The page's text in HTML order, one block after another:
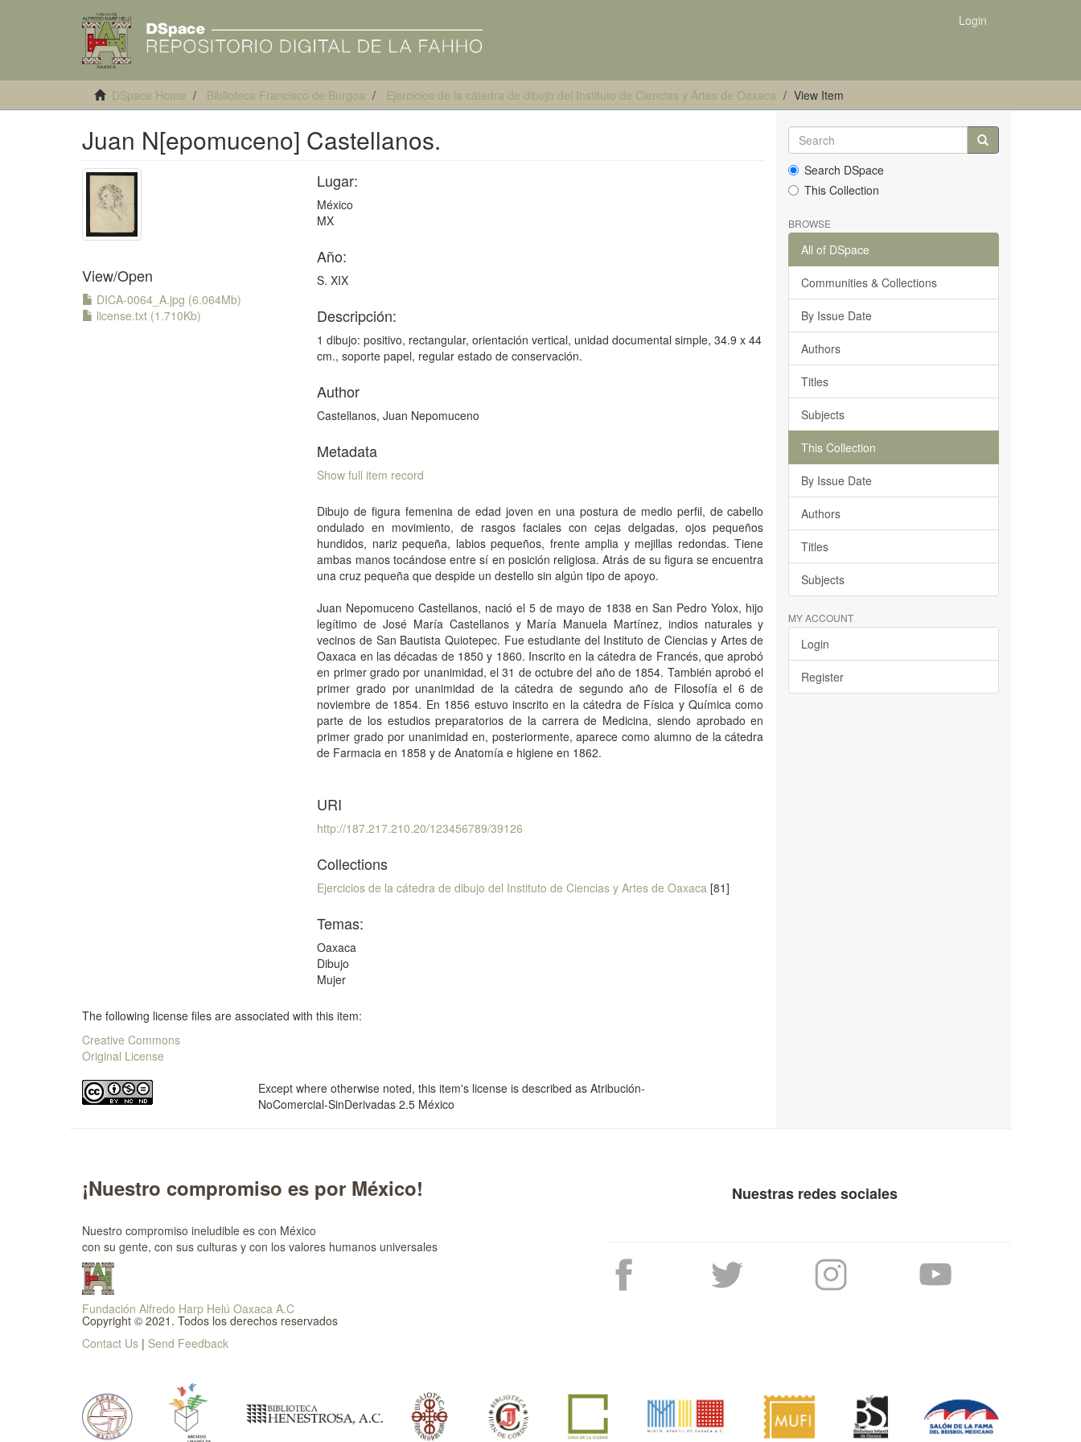
Login
DSpace Home Biblioteca Francisco de Burgoa Ejercicios de la cátedra de dibujo del Instituto de Ciencias y Artes de Oaxaca View Item
Juan N[epomuceno] Castellanos.
View/Open
DICA-0064_A.jpg (6.064Mb)
license.txt (1.710Kb)
Lugar:
México
MX
Año:
S. XIX
Descripción:
1 dibujo: positivo, rectangular, orientación vertical, unidad documental simple, 34.9 x 44
cm., soporte papel, regular estado de conservación.
Author
Castellanos, Juan Nepomuceno
Metadata
Show full item record
Dibujo de figura femenina de edad joven en una postura de medio perfil, de cabello
ondulado en movimiento, de rasgos faciales con cejas delgadas, ojos pequeños
hundidos, nariz pequeña, labios pequeños, frente amplia y mejillas redondas. Tiene
ambas manos tocándose entre sí en posición religiosa. Atrás de su figura se encuentra
una cruz pequeña que despide un destello sin algún tipo de apoyo.
Juan Nepomuceno Castellanos, nació el 5 de mayo de 1838 en San Pedro Yolox, hijo
legítimo de José María Castellanos y María Manuela Martínez, indios naturales y
vecinos de San Bautista Quiotepec. Fue estudiante del Instituto de Ciencias y Artes de
Oaxaca en las décadas de 1850 y 1860. Inscrito en la cátedra de Francés, que aprobó
en primer grado por unanimidad, el 31 de octubre del año de 1854. También aprobó el
primer grado por unanimidad de la cátedra de segundo año de Filosofía el 6 de
noviembre de 1854. En 1856 estuvo inscrito en la cátedra de Física y Química como
parte de los estudios preparatorios de la carrera de Medicina, siendo aprobado en
primer grado por unanimidad en, posteriormente, aparece como alumno de la cátedra
de Farmacia en 1858 y de Anatomía e higiene en 1862.
URI
http://187.217.210.20/123456789/39126
Collections
Ejercicios de la cátedra de dibujo del Instituto de Ciencias y Artes de Oaxaca [81]
Temas:
Oaxaca
Dibujo
Mujer
The following license files are associated with this item:
Creative Commons
Original License
Except where otherwise noted, this item's license is described as Atribución-
NoComercial-SinDerivadas 2.5 México
Search DSpace
This Collection
BROWSE
All of DSpace
Communities & Collections
By Issue Date
Authors
Titles
Subjects
This Collection
By Issue Date
Authors
Titles
Subjects
MY ACCOUNT
Login
Register
¡Nuestro compromiso es por México!
Nuestro compromiso ineludible es con México
con su gente, con sus culturas y con los valores humanos universales
Fundación Alfredo Harp Helú Oaxaca A.C
Copyright © 2021. Todos los derechos reservados
Contact Us | Send Feedback
Nuestras redes sociales